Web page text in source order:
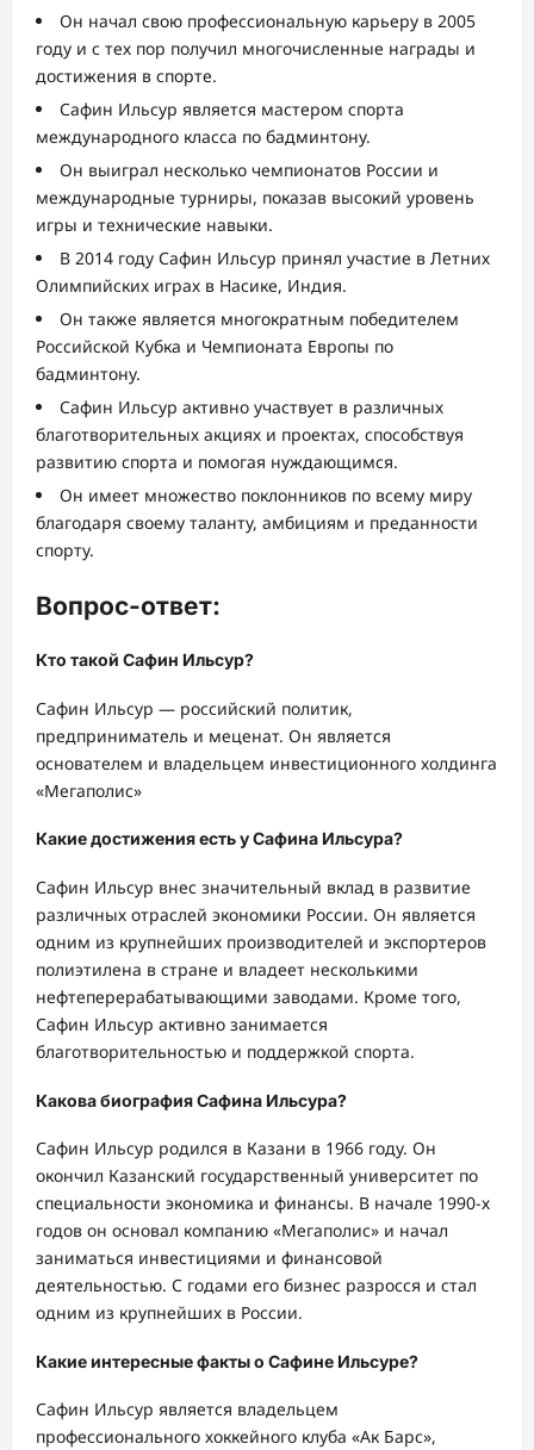
Он начал свою профессиональную карьеру в 2005
году и с тех пор получил многочисленные награды и
достижения в спорте.
Сафин Ильсур является мастером спорта
международного класса по бадминтону.
Он выиграл несколько чемпионатов России и
международные турниры, показав высокий уровень
игры и технические навыки.
В 2014 году Сафин Ильсур принял участие в Летних
Олимпийских играх в Насике, Индия.
Он также является многократным победителем
Российской Кубка и Чемпионата Европы по
бадминтону.
Сафин Ильсур активно участвует в различных
благотворительных акциях и проектах, способствуя
развитию спорта и помогая нуждающимся.
Он имеет множество поклонников по всему миру
благодаря своему таланту, амбициям и преданности
спорту.
Вопрос-ответ:
Кто такой Сафин Ильсур?
Сафин Ильсур — российский политик,
предприниматель и меценат. Он является
основателем и владельцем инвестиционного холдинга
«Мегаполис»
Какие достижения есть у Сафина Ильсура?
Сафин Ильсур внес значительный вклад в развитие
различных отраслей экономики России. Он является
одним из крупнейших производителей и экспортеров
полиэтилена в стране и владеет несколькими
нефтеперерабатывающими заводами. Кроме того,
Сафин Ильсур активно занимается
благотворительностью и поддержкой спорта.
Какова биография Сафина Ильсура?
Сафин Ильсур родился в Казани в 1966 году. Он
окончил Казанский государственный университет по
специальности экономика и финансы. В начале 1990-х
годов он основал компанию «Мегаполис» и начал
заниматься инвестициями и финансовой
деятельностью. С годами его бизнес разросся и стал
одним из крупнейших в России.
Какие интересные факты о Сафине Ильсуре?
Сафин Ильсур является владельцем
профессионального хоккейного клуба «Ак Барс»,